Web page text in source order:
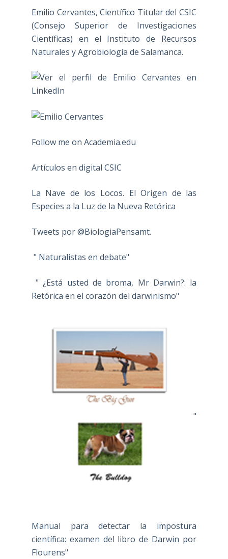
Emilio Cervantes, Científico Titular del CSIC
(Consejo Superior de Investigaciones
Científicas) en el Instituto de Recursos
Naturales y Agrobiología de Salamanca.
Follow me on Academia.edu
Artículos en digital CSIC
La Nave de los Locos. El Origen de las
Especies a la Luz de la Nueva Retórica
Tweets por @BiologiaPensamt.
" Naturalistas en debate"
" ¿Está usted de broma, Mr Darwin?: la
Retórica en el corazón del darwinismo"
"
Manual para detectar la impostura
científica: examen del libro de Darwin por
Flourens"